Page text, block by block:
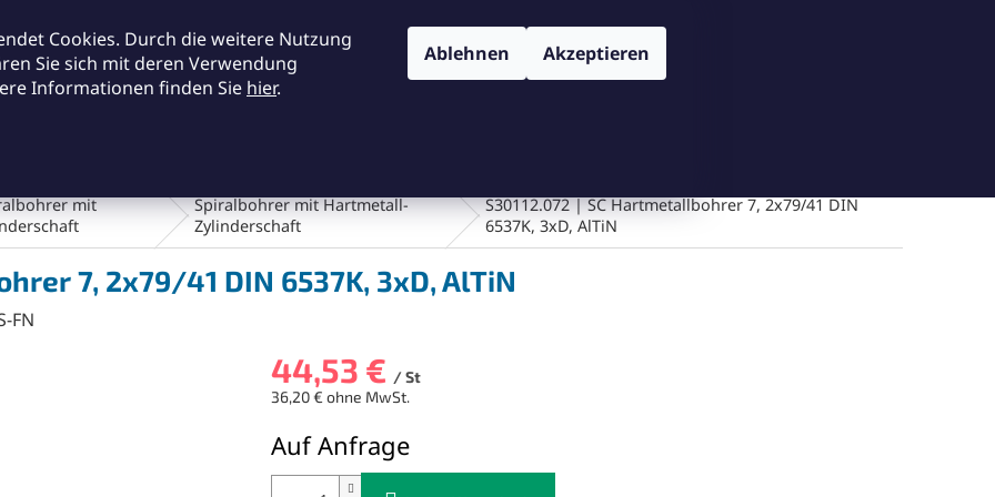
Cookies. Durch die weitere Nutzung
Sie sich mit deren Verwendung
Informationen finden Sie hier.
Ablehnen Akzeptieren
und Bürsten
mit
Spiralbohrer mit Hartmetall-
Zylinderschaft
S30112.072 | SC Hartmetallbohrer 7, 2x79/41 DIN
6537K, 3xD, AlTiN
7, 2x79/41 DIN 6537K, 3xD, AlTiN
FN
44,53 € / St
36,20 € ohne MwSt.
Auf Anfrage